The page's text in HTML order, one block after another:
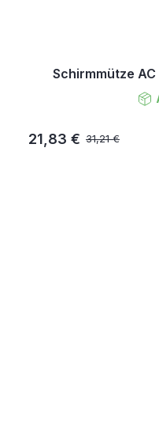
Schirmmütze AC
31,21 €
21,83 €